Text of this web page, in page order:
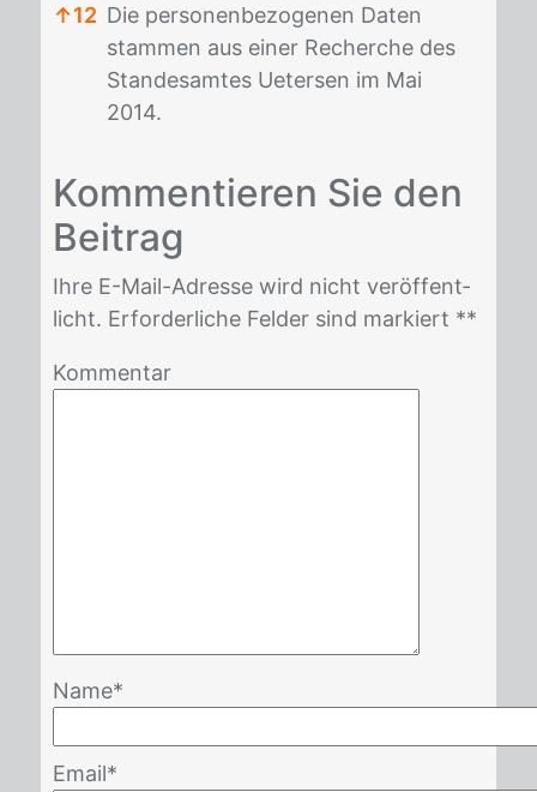
↑12 Die personenbezogenen Daten
stammen aus einer Recherche des
Standesamtes Uetersen im Mai
2014.
Kom­men­tie­ren Sie den
Bei­trag
Ihre E-Mail-Adres­se wird nicht ver­öf­fent­
licht. Er­for­der­li­che Fel­der sind mar­kiert **
Kommentar
Name*
Email*